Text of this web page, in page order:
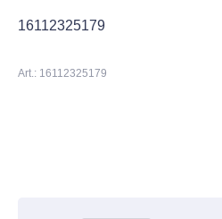
16112325179
Art.: 16112325179